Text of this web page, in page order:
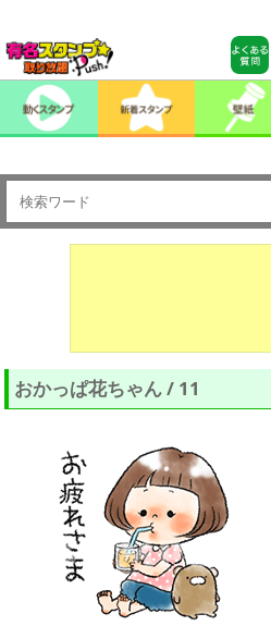
おかっぱ花ちゃん / 11